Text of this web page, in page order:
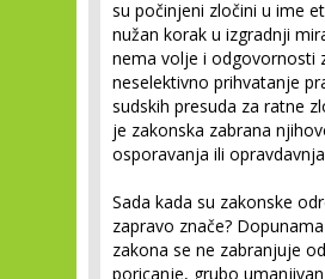
su počinjeni zločini u ime
nužan korak u izgradnji
nema volje i odgovornosti
neselektivno prihvatanje
sudskih presuda za ratne
je zakonska zabrana
osporavanja ili
Sada kada su zakonske
zapravo znače?
zakona se ne zabranjuje
poricanje, grubo